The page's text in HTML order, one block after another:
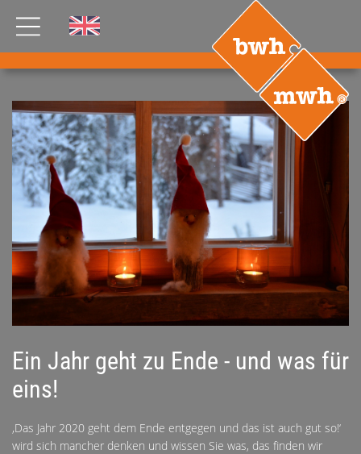
PRODUKTE
B.RIGHT®
TEAM JOBS
ETP GDS
FDS CA FDS USA
KONTAKT
Ein Jahr geht zu Ende - und was für
eins!
,Das Jahr 2020 geht dem Ende entgegen und das ist auch gut so!‘
wird sich mancher denken und wissen Sie was, das finden wir